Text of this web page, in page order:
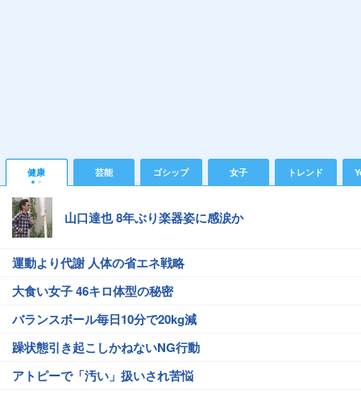
健康 芸能 ゴシップ 女子 トレンド
山口達也 8年ぶり楽器姿に感涙か
運動より代謝 人体の省エネ戦略
大食い女子 46キロ体型の秘密
バランスボール毎日10分で20kg減
躁状態引き起こしかねないNG行動
アトピーで「汚い」扱いされ苦悩